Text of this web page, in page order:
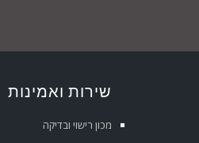
שירות ואמינות
מכון רישוי ובדיקה